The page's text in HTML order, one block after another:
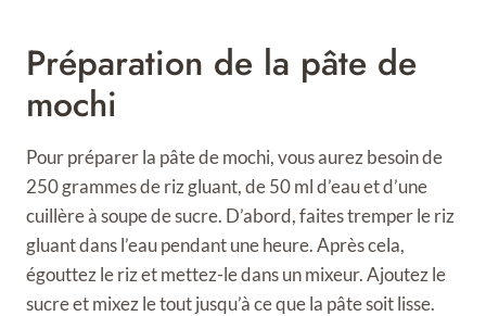
Préparation de la pâte de
mochi
Pour préparer la pâte de mochi, vous aurez besoin de
250 grammes de riz gluant, de 50 ml d’eau et d’une
cuillère à soupe de sucre. D’abord, faites tremper le riz
gluant dans l’eau pendant une heure. Après cela,
égouttez le riz et mettez-le dans un mixeur. Ajoutez le
sucre et mixez le tout jusqu’à ce que la pâte soit lisse.